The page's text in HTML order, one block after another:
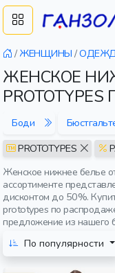
/ ЖЕНЩИНЫ /
ЖЕНСКОЕ
Боди
PROTOTYPES
Женское нижнее белье
ассортименте
дисконтом до 50%.
prototypes по
предложение из нашего
По популярности